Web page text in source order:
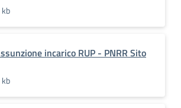
incarico RUP - PNRR Sito